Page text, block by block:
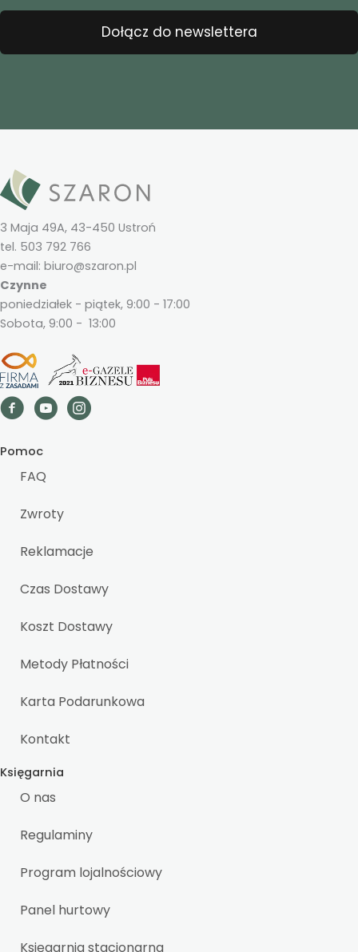
Dołącz do newslettera
3 Maja 49A, 43-450 Ustroń
tel. 503 792 766
e-mail: biuro@szaron.pl
Czynne
poniedziałek - piątek, 9:00 - 17:00
Sobota, 9:00 - 13:00
Pomoc
FAQ
Zwroty
Reklamacje
Czas Dostawy
Koszt Dostawy
Metody Płatności
Karta Podarunkowa
Kontakt
Księgarnia
O nas
Regulaminy
Program lojalnościowy
Panel hurtowy
Księgarnia stacjonarna